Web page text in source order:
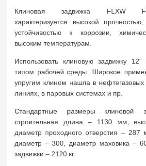
Клиновая задвижка FLXW FB-
характеризуется высокой прочностью,
устойчивостью к коррозии,
высоким температурам.
Использовать клиновую задвижку
типом рабочей среды. Широкое
упругим клином нашла в нефтегазовых
линиях, в паровых системах и пр.
Стандартные размеры клиновой
строительная длина – 1130 мм,
диаметр проходного отверстия –
диаметр – 300, диаметр маховика –
задвижки – 2120 кг.